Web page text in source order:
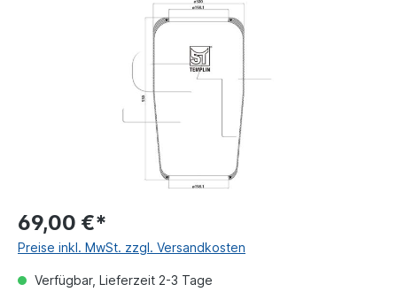
69,00 €*
Preise inkl. MwSt. zzgl. Versandkosten
Verfügbar, Lieferzeit 2-3 Tage